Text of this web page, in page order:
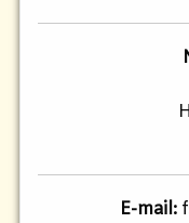
E-mail: